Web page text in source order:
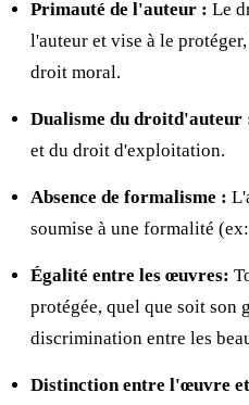
Primauté de l'auteur : Le
l'auteur et vise à le
droit moral.
Dualisme du droitd'auteur
et du droit d'exploitation.
Absence de formalisme :
soumise à une formalité
Égalité entre les œuvres:
protégée, quel que soit son
discrimination entre les
Distinction entre l'œuvre